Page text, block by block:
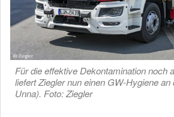
Für die effektive Dekontamination noch
liefert Ziegler nun einen GW-Hygiene
Unna). Foto: Ziegler